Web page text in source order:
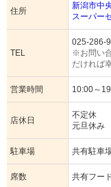
住所
新潟市中
スーパー
TEL
025-286-
※お問い
だければ
営業時間 10:00～
店休日
不定休
元旦休み
駐車場 共有駐車
席数 共有フー